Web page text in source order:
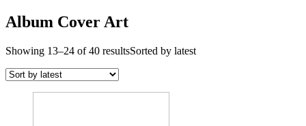
Album Cover Art
Showing 13–24 of 40 resultsSorted by latest